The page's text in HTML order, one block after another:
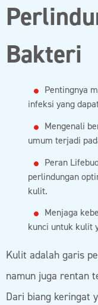
Bakteri
Pentingnya
infeksi yang
Mengenali
umum terjadi
Peran
perlindungan
kulit.
Menjaga
kunci untuk kulit
Kulit adalah garis
namun juga rentan
Dari biang keringat